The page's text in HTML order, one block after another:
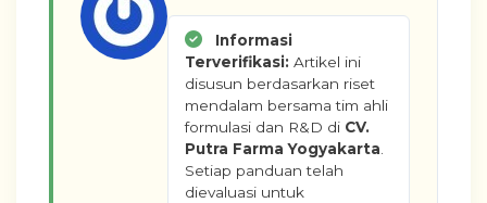
Informasi
Terverifikasi: Artikel ini
disusun berdasarkan riset
mendalam bersama tim ahli
formulasi dan R&D di CV.
Putra Farma Yogyakarta
Setiap panduan telah
dievaluasi untuk